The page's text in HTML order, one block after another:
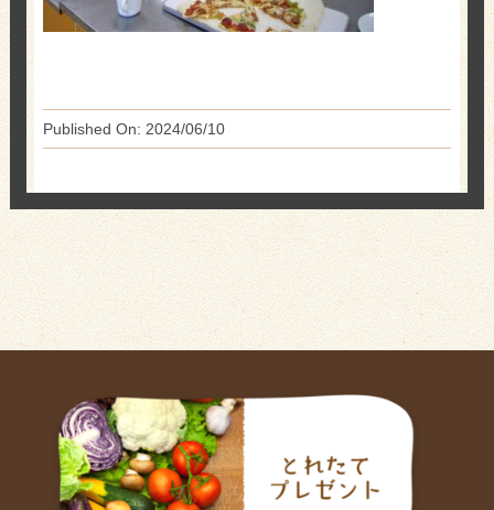
Published On: 2024/06/10